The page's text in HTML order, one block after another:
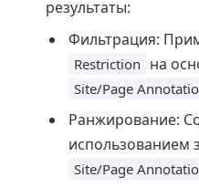
результаты:
Фильтрация:
Restriction на
Site/Page
Ранжирование:
использованием
Site/Page